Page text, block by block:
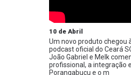
10 de Abril
Um novo produto chegou
podcast oficial do Ceará
João Gabriel e Melk
profissional, a integração
Porangabuçu e o m